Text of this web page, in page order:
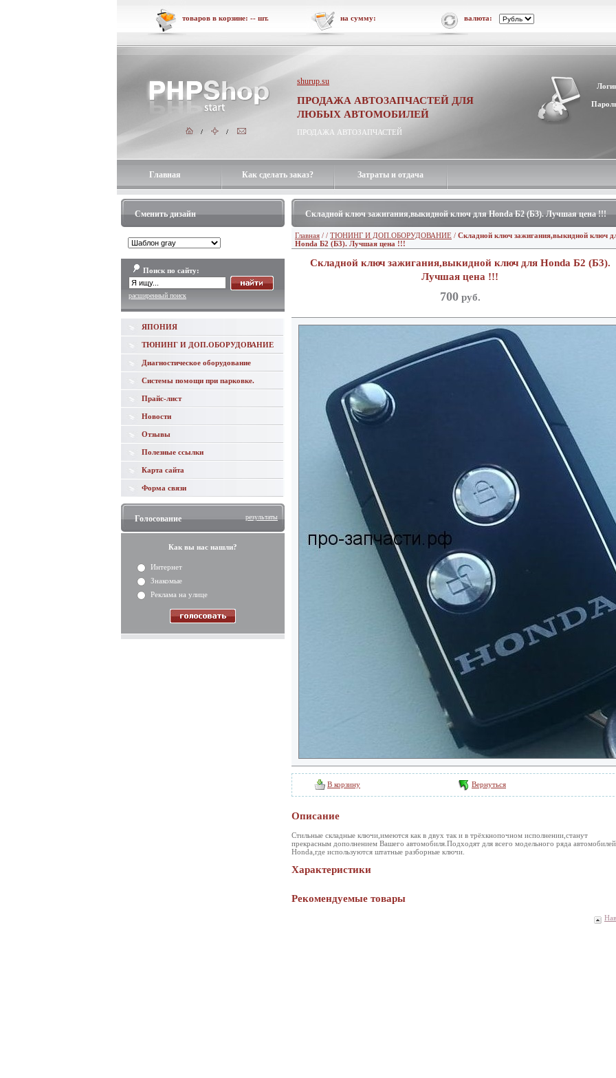
товаров в корзине: -- шт. на сумму: валюта:
shurup.su
ПРОДАЖА АВТОЗАПЧАСТЕЙ ДЛЯ
ЛЮБЫХ АВТОМОБИЛЕЙ
ПРОДАЖА АВТОЗАПЧАСТЕЙ
Главная Как сделать заказ? Затраты и отдача
Сменить дизайн
Поиск по сайту:
расширенный поиск
ЯПОНИЯ
ТЮНИНГ И ДОП.ОБОРУДОВАНИЕ
Диагностическое оборудование
Системы помощи при парковке.
Прайс-лист
Новости
Отзывы
Полезные ссылки
Карта сайта
Форма связи
Голосование результаты
Как вы нас нашли?
Интернет
Знакомые
Реклама на улице
Складной ключ зажигания,выкидной ключ для Honda Б2 (Б3). Лучшая цена !!!
Главная / / ТЮНИНГ И ДОП.ОБОРУДОВАНИЕ / Складной ключ зажигания,выкидной ключ
Honda Б2 (Б3). Лучшая цена !!!
Складной ключ зажигания,выкидной ключ для Honda Б2 (Б3).
Лучшая цена !!!
700руб.
В корзину Вернуться
Описание
Стильные складные ключи,имеются как в двух так и в трёхкнопочном исполнении,станут
прекрасным дополнением Вашего автомобиля.Подходят для всего модельного ряда автомобилей
Honda,где используются штатные разборные ключи.
Характеристики
Рекомендуемые товары